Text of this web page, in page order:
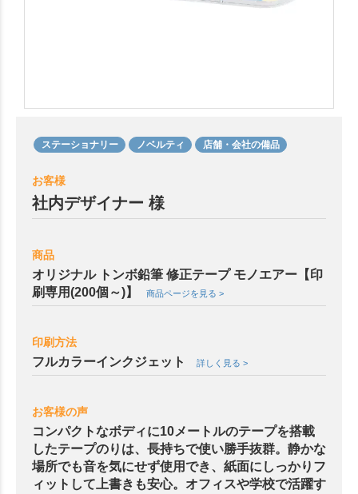
ステーショナリー ノベルティ 店舗・会社の備品
お客様
社内デザイナー 様
商品
オリジナル トンボ鉛筆 修正テープ モノエアー【印
刷専用(200個～)】
商品ページを見る >
印刷方法
フルカラーインクジェット 詳しく見る >
お客様の声
コンパクトなボディに10メートルのテープを搭載
したテープのりは、長持ちで使い勝手抜群。静かな
場所でも音を気にせず使用でき、紙面にしっかりフ
ィットして上書きも安心。オフィスや学校で活躍す